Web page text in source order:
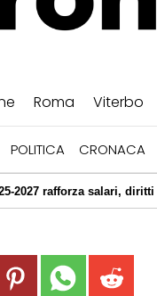
Roma Viterbo
POLITICA CRONACA
salari, diritti e innovazione"